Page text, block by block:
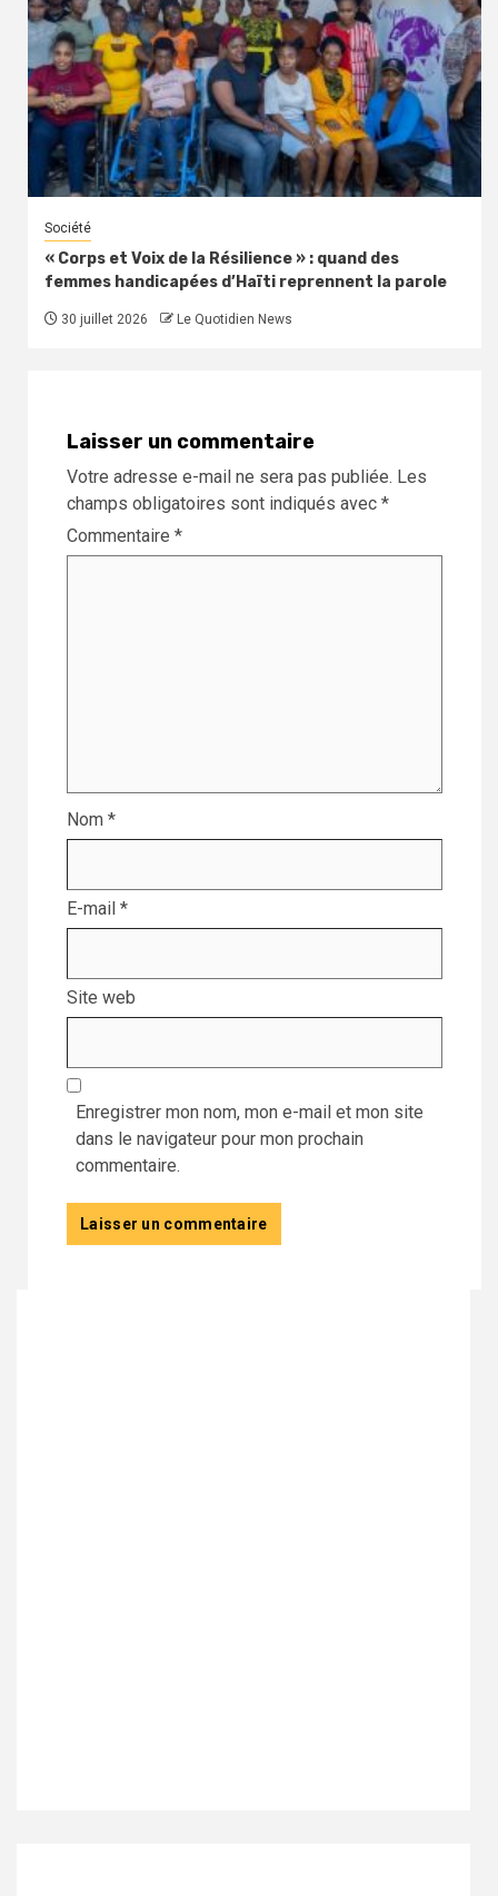
Société
« Corps et Voix de la Résilience » : quand des
femmes handicapées d’Haïti reprennent la parole
30 juillet 2026 Le Quotidien News
Laisser un commentaire
Votre adresse e-mail ne sera pas publiée. Les
champs obligatoires sont indiqués avec *
Commentaire *
Nom *
E-mail *
Site web
Enregistrer mon nom, mon e-mail et mon site
dans le navigateur pour mon prochain
commentaire.